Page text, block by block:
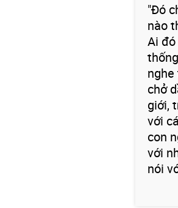
"Đó
nào
Ai
chở
giới,
với
con
với
nói